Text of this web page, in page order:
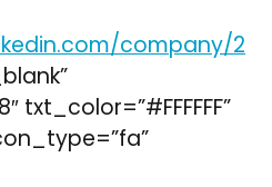
company/2
txt_color=”#FFFFFF”